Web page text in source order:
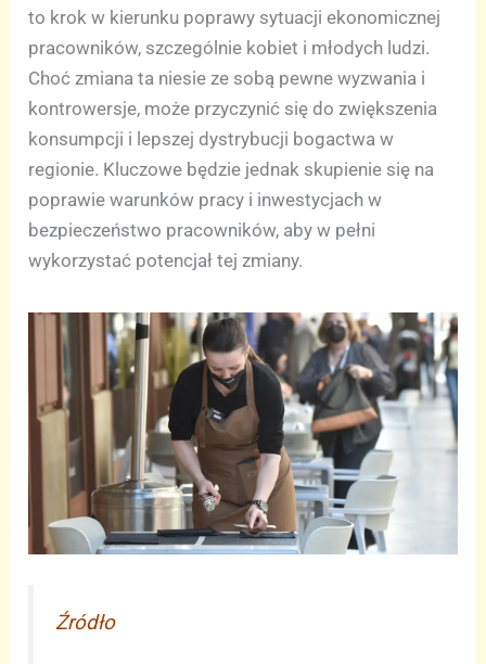
to krok w kierunku poprawy sytuacji ekonomicznej
pracowników, szczególnie kobiet i młodych ludzi.
Choć zmiana ta niesie ze sobą pewne wyzwania i
kontrowersje, może przyczynić się do zwiększenia
konsumpcji i lepszej dystrybucji bogactwa w
regionie. Kluczowe będzie jednak skupienie się na
poprawie warunków pracy i inwestycjach w
bezpieczeństwo pracowników, aby w pełni
wykorzystać potencjał tej zmiany.
Źródło